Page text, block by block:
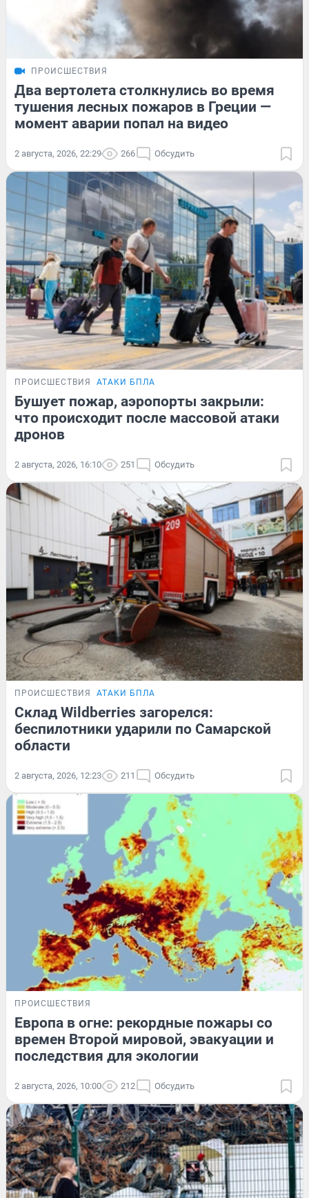
ПРОИСШЕСТВИЯ
Два вертолета столкнулись во время
тушения лесных пожаров в Греции —
момент аварии попал на видео
2 августа, 2026, 22:29 266 Обсудить
ПРОИСШЕСТВИЯ АТАКИ БПЛА
Бушует пожар, аэропорты закрыли:
что происходит после массовой атаки
дронов
2 августа, 2026, 16:10 251 Обсудить
ПРОИСШЕСТВИЯ АТАКИ БПЛА
Склад Wildberries загорелся:
беспилотники ударили по Самарской
области
2 августа, 2026, 12:23 211 Обсудить
ПРОИСШЕСТВИЯ
Европа в огне: рекордные пожары со
времен Второй мировой, эвакуации и
последствия для экологии
2 августа, 2026, 10:00 212 Обсудить